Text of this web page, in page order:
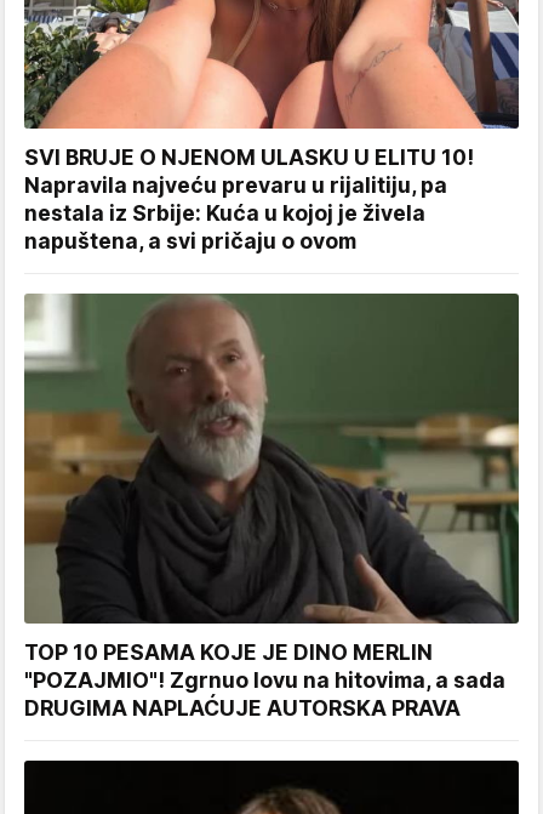
SVI BRUJE O NJENOM ULASKU U ELITU 10!
Napravila najveću prevaru u rijalitiju, pa
nestala iz Srbije: Kuća u kojoj je živela
napuštena, a svi pričaju o ovom
TOP 10 PESAMA KOJE JE DINO MERLIN
"POZAJMIO"! Zgrnuo lovu na hitovima, a sada
DRUGIMA NAPLAĆUJE AUTORSKA PRAVA